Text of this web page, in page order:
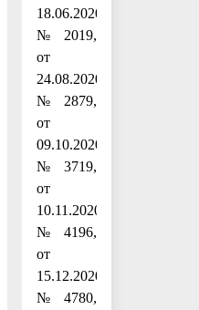
18.06.2020
№ 2019,
от
24.08.2020
№ 2879,
от
09.10.2020
№ 3719,
от
10.11.2020
№ 4196,
от
15.12.2020
№ 4780,